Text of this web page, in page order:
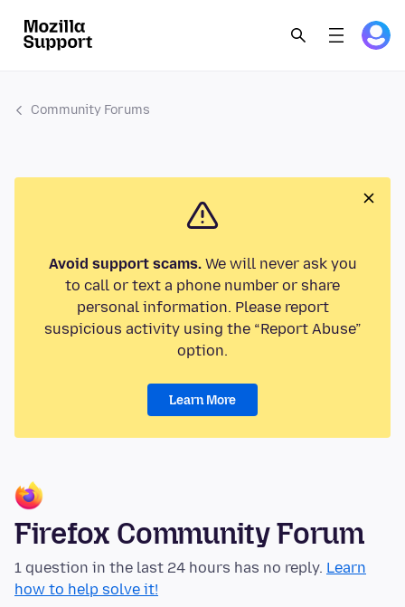
Community Forums
Avoid support scams.We will never ask you
to call or text a phone number or share
personal information. Please report
suspicious activity using the “Report Abuse”
option.
Learn More
Firefox Community Forum
1 question in the last 24 hours has no reply. Learn
how to help solve it!